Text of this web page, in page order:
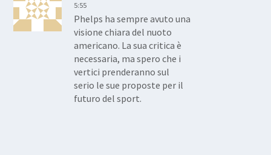
5:55
Phelps ha sempre avuto una
visione chiara del nuoto
americano. La sua critica è
necessaria, ma spero che i
vertici prenderanno sul
serio le sue proposte per il
futuro del sport.